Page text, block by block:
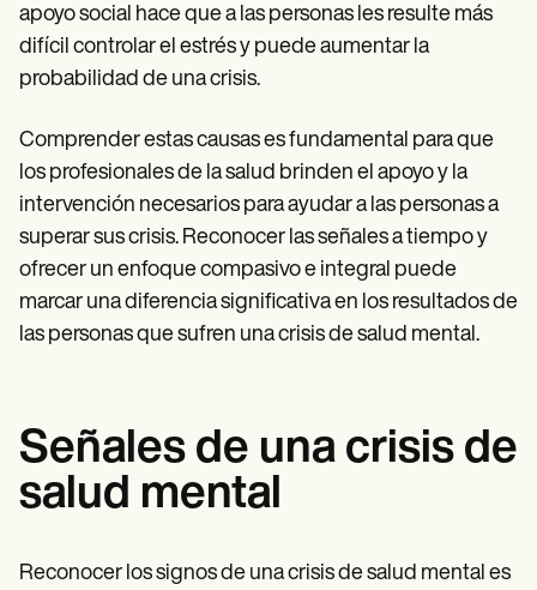
apoyo social hace que a las personas les resulte más
difícil controlar el estrés y puede aumentar la
probabilidad de una crisis.
Comprender estas causas es fundamental para que
los profesionales de la salud brinden el apoyo y la
intervención necesarios para ayudar a las personas a
superar sus crisis. Reconocer las señales a tiempo y
ofrecer un enfoque compasivo e integral puede
marcar una diferencia significativa en los resultados de
las personas que sufren una crisis de salud mental.
Señales de una crisis de
salud mental
Reconocer los signos de una crisis de salud mental es